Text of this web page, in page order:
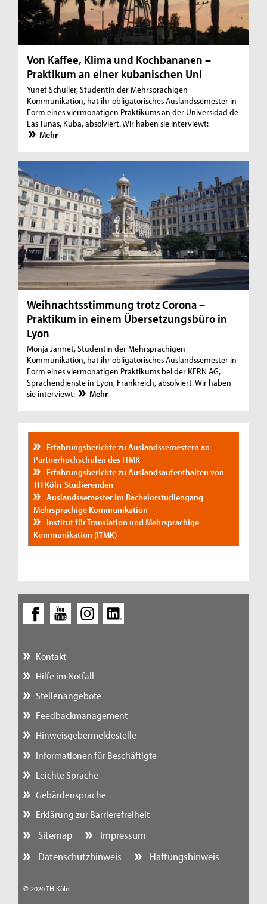
Von Kaffee, Klima und Kochbananen –
Praktikum an einer kubanischen Uni
Yunet Schüller, Studentin der Mehrsprachigen
Kommunikation, hat ihr obligatorisches Auslandssemester in
Form eines viermonatigen Praktikums an der Universidad de
Las Tunas, Kuba, absolviert. Wir haben sie interviewt:
Mehr
Weihnachtsstimmung trotz Corona –
Praktikum in einem Übersetzungsbüro in
Lyon
Monja Jannet, Studentin der Mehrsprachigen
Kommunikation, hat ihr obligatorisches Auslandssemester in
Form eines viermonatigen Praktikums bei der KERN AG,
Sprachendienste in Lyon, Frankreich, absolviert. Wir haben
sie interviewt:
Mehr
Erfahrungsberichte zu Auslandssemestern an
Partnerhochschulen des ITMK
Erfahrungsberichte zu Auslandsaufenthalten von
TH Köln-Studierenden
Auslandssemester im Bachelorstudiengang
Mehrsprachige Kommunikation
Institut für Translation und Mehrsprachige
Kommunikation (ITMK)
Kontakt
Hilfe im Notfall
Stellenangebote
Feedbackmanagement
Hinweisgebermeldestelle
Informationen für Beschäftigte
Leichte Sprache
Gebärdensprache
Erklärung zur Barrierefreiheit
Sitemap
Impressum
Datenschutzhinweis
Haftungshinweis
© 2026 TH Köln